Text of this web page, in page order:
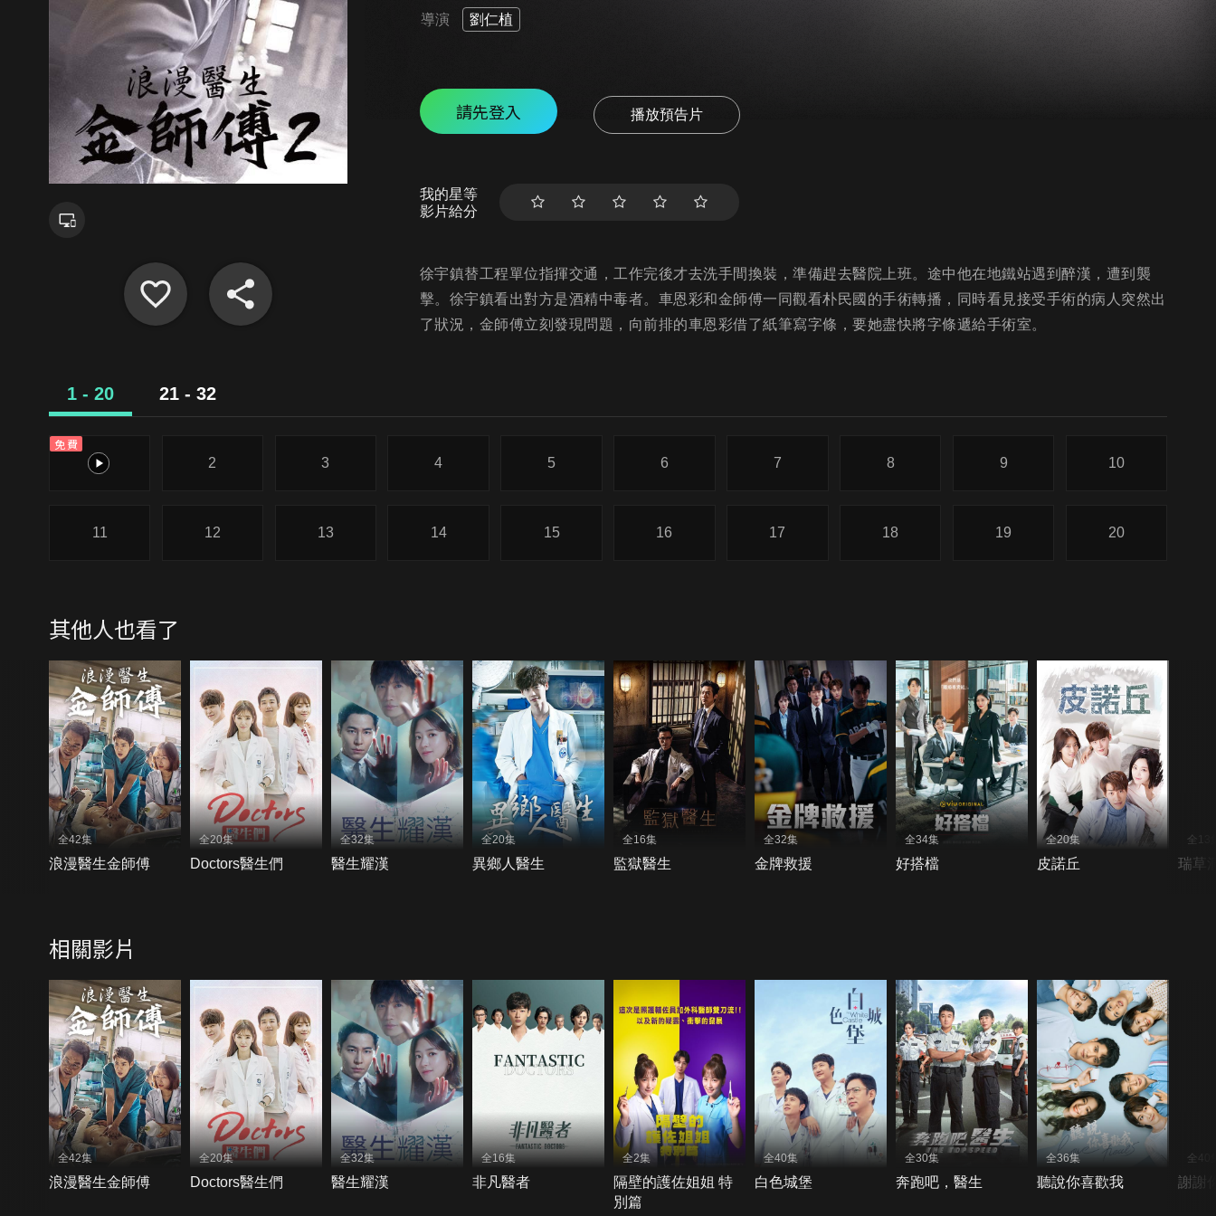
導演 劉仁植
請先登入 播放預告片
我的星等
影片給分
徐宇鎮替工程單位指揮交通，工作完後才去洗手間換裝，準備趕去醫院上班。途中他在地鐵站遇到醉漢，遭到襲
擊。徐宇鎮看出對方是酒精中毒者。車恩彩和金師傅一同觀看朴民國的手術轉播，同時看見接受手術的病人突然出
了狀況，金師傅立刻發現問題，向前排的車恩彩借了紙筆寫字條，要她盡快將字條遞給手術室。
1 - 20 21 - 32
免費
1
2 3 4 5 6 7 8 9 10
11 12 13 14 15 16 17 18 19 20
其他人也看了
全42集
浪漫醫生金師傅
全20集
Doctors醫生們
全32集
醫生耀漢
全20集
異鄉人醫生
全16集
監獄醫生
全32集
金牌救援
全34集
好搭檔
全20集
皮諾丘
全13
瑞草
相關影片
全42集
浪漫醫生金師傅
全20集
Doctors醫生們
全32集
醫生耀漢
全16集
非凡醫者
全2集
隔壁的護佐姐姐 特
別篇
全40集
白色城堡
全30集
奔跑吧，醫生
全36集
聽說你喜歡我
全40
謝謝